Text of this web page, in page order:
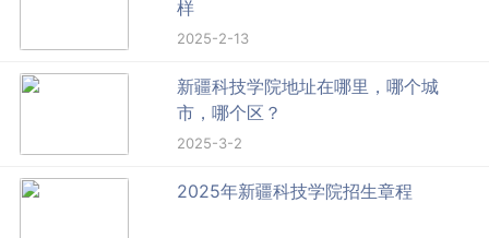
样
2025-2-13
新疆科技学院地址在哪里，哪个城
市，哪个区？
2025-3-2
2025年新疆科技学院招生章程